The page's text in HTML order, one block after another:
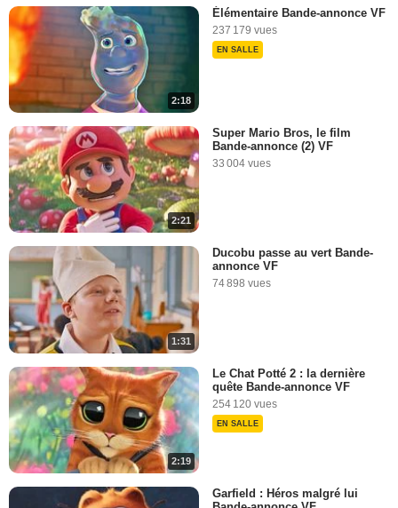
2:18
Élémentaire Bande-annonce VF
237 179 vues
EN SALLE
2:21
Super Mario Bros, le film
Bande-annonce (2) VF
33 004 vues
1:31
Ducobu passe au vert Bande-
annonce VF
74 898 vues
2:19
Le Chat Potté 2 : la dernière
quête Bande-annonce VF
254 120 vues
EN SALLE
Garfield : Héros malgré lui